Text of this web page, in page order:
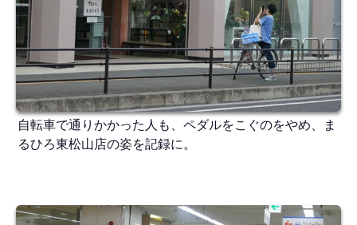
自転車で通りかかった人も、ペダルをこぐのをやめ、ま
るひろ東松山店の姿を記録に。